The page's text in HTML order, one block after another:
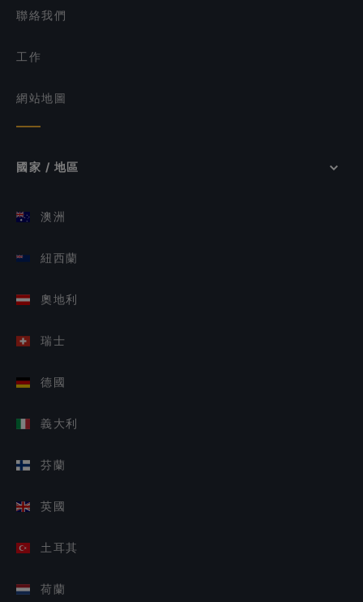
聯絡我們
工作
網站地圖
國家 / 地區
澳洲
紐西蘭
奧地利
瑞士
德國
義大利
芬蘭
英國
土耳其
荷蘭